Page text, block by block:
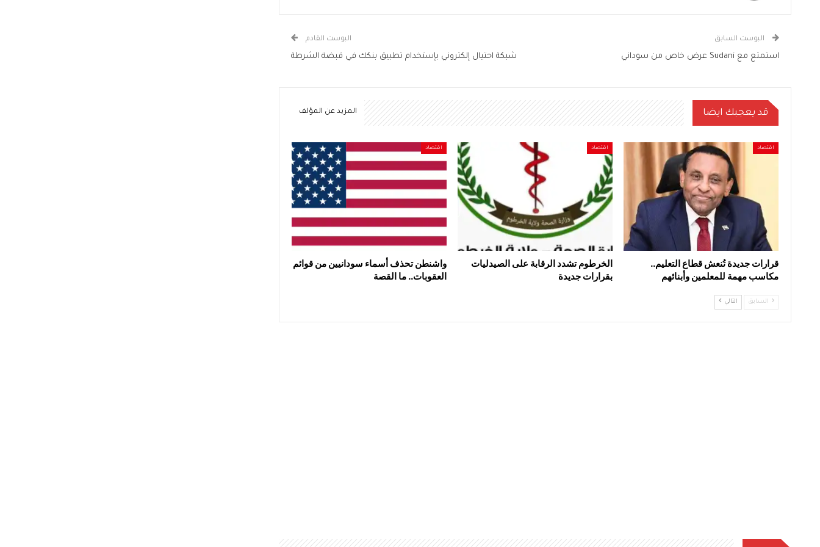
البوست السابق
استمتع مع Sudani عرض خاص من سوداني
البوست القادم
شبكة احتيال إلكتروني بإستخدام تطبيق بنكك في قبضة الشرطة
قد يعجبك ايضا المزيد عن المؤلف
اقتصاد
قرارات جديدة تُنعش قطاع التعليم..
مكاسب مهمة للمعلمين وأبنائهم
اقتصاد
الخرطوم تشدد الرقابة على الصيدليات
بقرارات جديدة
اقتصاد
واشنطن تحذف أسماء سودانيين من قوائم
العقوبات.. ما القصة
السابق التالي